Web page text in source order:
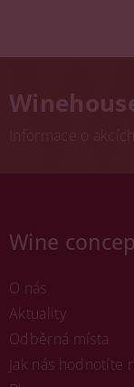
Informace o
Wine
O nás
Aktuality
Odběrná místa
Jak nás hodnotíte